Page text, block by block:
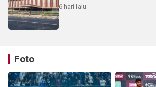
6 hari lalu
Foto